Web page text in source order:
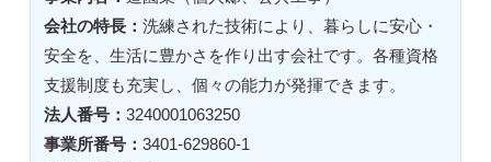
会社の特長： 洗練された技術により、暮らしに安心・
安全を、生活に豊かさを作り出す会社です。各種資格
支援制度も充実し、個々の能力が発揮できます。
法人番号： 3240001063250
事業所番号： 3401-629860-1